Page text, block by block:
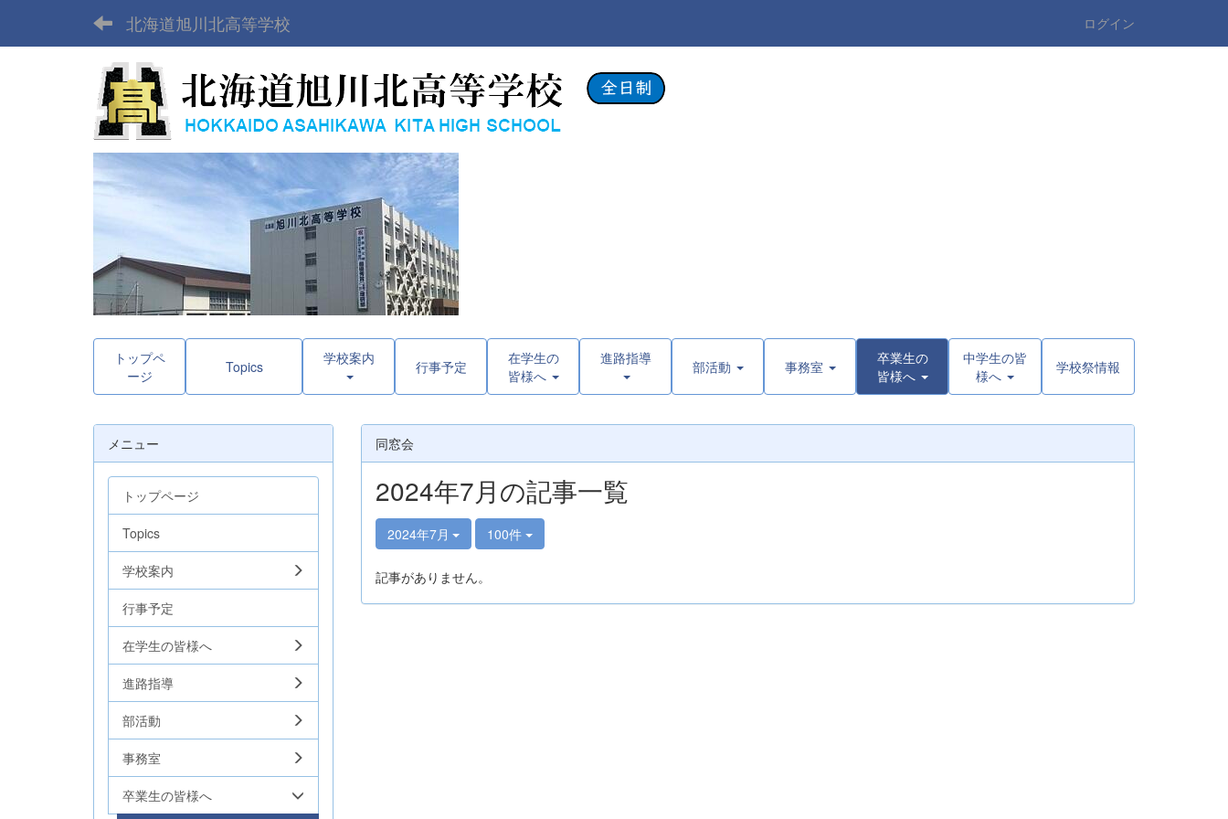
北海道旭川北高等学校 ログイン
トップペ
ージ
Topics 学校案内 行事予定
在学生の
皆様へ
進路指導 部活動 事務室
卒業生の
皆様へ
中学生の皆
様へ
学校祭情報
同窓会
2024年7月の記事一覧
2024年7月 100件
記事がありません。
メニュー
トップページ
Topics
学校案内
行事予定
在学生の皆様へ
進路指導
部活動
事務室
卒業生の皆様へ